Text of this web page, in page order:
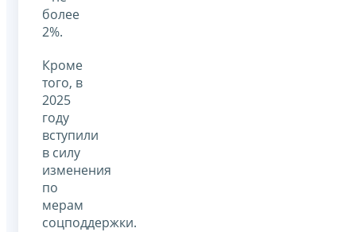
более
2%.
Кроме
того, в
2025
году
вступили
в силу
изменения
по
мерам
соцподдержки.